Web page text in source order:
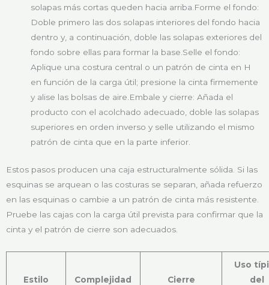
solapas más cortas queden hacia arriba.Forme el fondo:
Doble primero las dos solapas interiores del fondo hacia
dentro y, a continuación, doble las solapas exteriores del
fondo sobre ellas para formar la base.Selle el fondo:
Aplique una costura central o un patrón de cinta en H
en función de la carga útil; presione la cinta firmemente
y alise las bolsas de aire.Embale y cierre: Añada el
producto con el acolchado adecuado, doble las solapas
superiores en orden inverso y selle utilizando el mismo
patrón de cinta que en la parte inferior.
Estos pasos producen una caja estructuralmente sólida. Si las
esquinas se arquean o las costuras se separan, añada refuerzo
en las esquinas o cambie a un patrón de cinta más resistente.
Pruebe las cajas con la carga útil prevista para confirmar que la
cinta y el patrón de cierre son adecuados.
Estilo
Complejidad
Cierre
Uso
del